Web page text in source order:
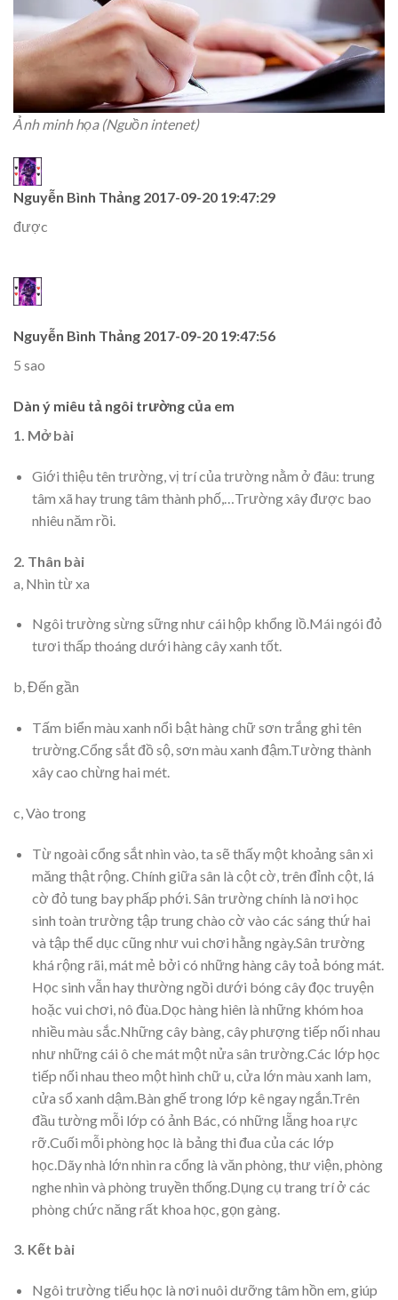
Ảnh minh họa (Nguồn intenet)
Nguyễn Bình Thảng 2017-09-20 19:47:29
được
Nguyễn Bình Thảng 2017-09-20 19:47:56
5 sao
Dàn ý miêu tả ngôi trường của em
1. Mở bài
Giới thiệu tên trường, vị trí của trường nằm ở đâu: trung
tâm xã hay trung tâm thành phố,…Trường xây được bao
nhiêu năm rồi.
2. Thân bài
a, Nhìn từ xa
Ngôi trường sừng sững như cái hộp khổng lồ.Mái ngói đỏ
tươi thấp thoáng dưới hàng cây xanh tốt.
b, Đến gần
Tấm biển màu xanh nổi bật hàng chữ sơn trắng ghi tên
trường.Cổng sắt đồ sộ, sơn màu xanh đậm.Tường thành
xây cao chừng hai mét.
c, Vào trong
Từ ngoài cổng sắt nhìn vào, ta sẽ thấy một khoảng sân xi
măng thật rộng. Chính giữa sân là cột cờ, trên đỉnh cột, lá
cờ đỏ tung bay phấp phới. Sân trường chính là nơi học
sinh toàn trường tập trung chào cờ vào các sáng thứ hai
và tập thể dục cũng như vui chơi hằng ngày.Sân trường
khá rộng rãi, mát mẻ bởi có những hàng cây toả bóng mát.
Học sinh vẫn hay thường ngồi dưới bóng cây đọc truyện
hoặc vui chơi, nô đùa.Dọc hàng hiên là những khóm hoa
nhiều màu sắc.Những cây bàng, cây phượng tiếp nối nhau
như những cái ô che mát một nửa sân trường.Các lớp học
tiếp nối nhau theo một hình chữ u, cửa lớn màu xanh lam,
cửa sổ xanh dậm.Bàn ghế trong lớp kê ngay ngắn.Trên
đầu tường mỗi lớp có ảnh Bác, có những lẵng hoa rực
rỡ.Cuối mỗi phòng học là bảng thi đua của các lớp
học.Dãy nhà lớn nhìn ra cổng là văn phòng, thư viện, phòng
nghe nhìn và phòng truyền thống.Dụng cụ trang trí ở các
phòng chức năng rất khoa học, gọn gàng.
3. Kết bài
Ngôi trường tiểu học là nơi nuôi dưỡng tâm hồn em, giúp